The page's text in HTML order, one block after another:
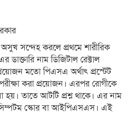
সন্দেহ করলে প্রথমে শারীরিক
ডাক্তারি নাম ডিজিটাল রেক্টাল
মতো পিএসএ অর্থাৎ প্রস্টেট
করা প্রয়োজন। এরপর রোগীকে
তাতে আটটি প্রশ্ন থাকে। এর নাম
সিম্পটম স্কোর বা আইপিএসএস। এই